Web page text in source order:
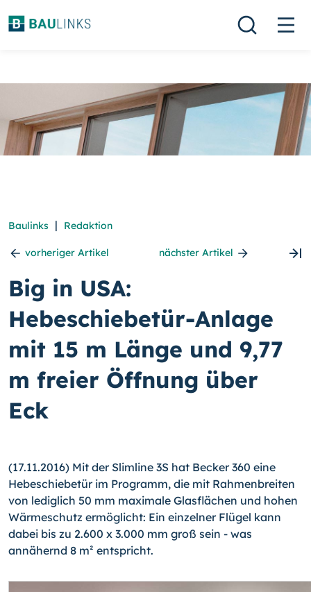
Baulinks | Redaktion
vorheriger Artikel nächster Artikel
Big in USA:
Hebeschiebetür-Anlage
mit 15 m Länge und 9,77
m freier Öffnung über
Eck
(17.11.2016) Mit der Slimline 3S hat Becker 360 eine
Hebeschiebetür im Programm, die mit Rahmenbreiten
von lediglich 50 mm maximale Glasflächen und hohen
Wärmeschutz ermöglicht: Ein einzelner Flügel kann
dabei bis zu 2.600 x 3.000 mm groß sein - was
annähernd 8 m² entspricht.